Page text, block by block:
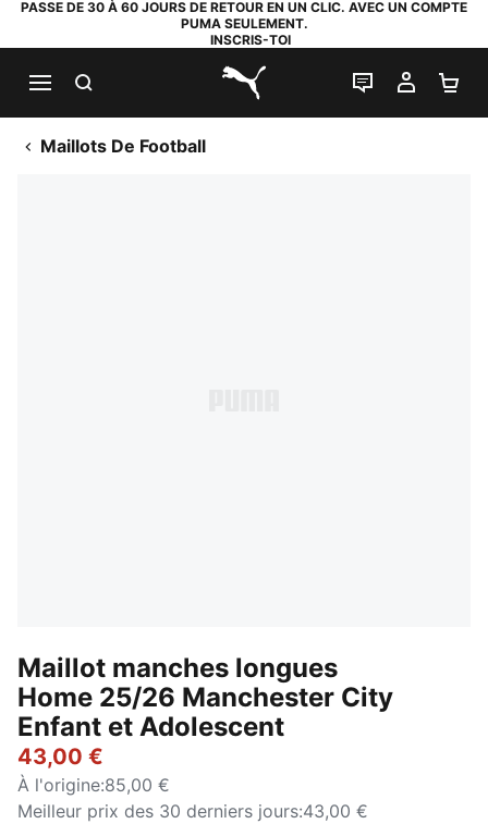
PASSE DE 30 À 60 JOURS DE RETOUR EN UN CLIC. AVEC UN COMPTE
PUMA SEULEMENT.
INSCRIS-TOI
PUMA.com
LIVE CHAT
MON
Maillots De Football
Maillot manches longues
Home 25/26 Manchester City
Enfant et Adolescent
43,00 €
À l'origine:85,00 €
Meilleur prix des 30 derniers jours:43,00 €